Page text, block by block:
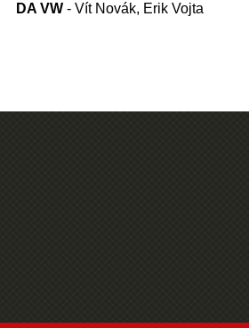
DA VW - Vít Novák, Erik Vojta